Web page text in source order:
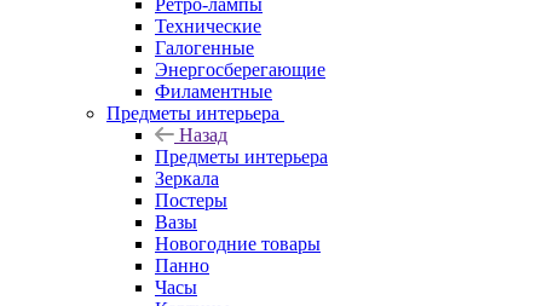
Ретро-лампы
Технические
Галогенные
Энергосберегающие
Филаментные
Предметы интерьера
Назад
Предметы интерьера
Зеркала
Постеры
Вазы
Новогодние товары
Панно
Часы